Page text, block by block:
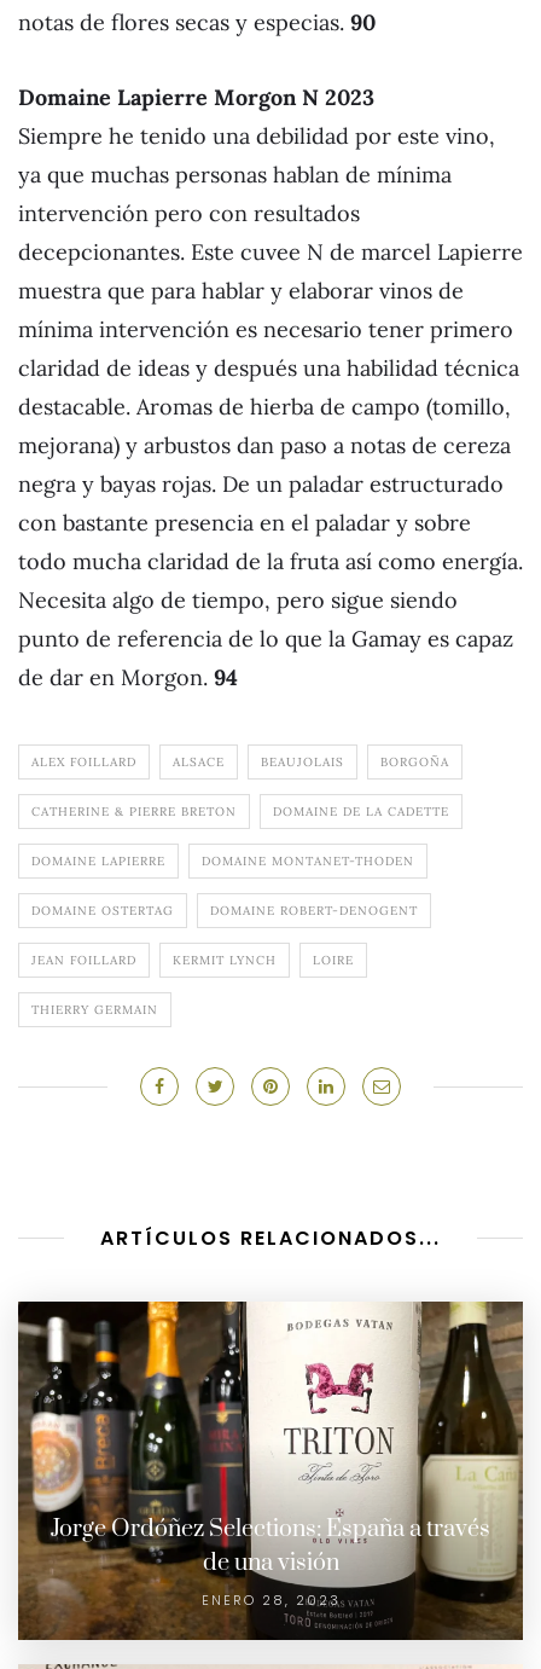
notas de flores secas y especias. 90
Domaine Lapierre Morgon N 2023
Siempre he tenido una debilidad por este vino,
ya que muchas personas hablan de mínima
intervención pero con resultados
decepcionantes. Este cuvee N de marcel Lapierre
muestra que para hablar y elaborar vinos de
mínima intervención es necesario tener primero
claridad de ideas y después una habilidad técnica
destacable. Aromas de hierba de campo (tomillo,
mejorana) y arbustos dan paso a notas de cereza
negra y bayas rojas. De un paladar estructurado
con bastante presencia en el paladar y sobre
todo mucha claridad de la fruta así como energía.
Necesita algo de tiempo, pero sigue siendo
punto de referencia de lo que la Gamay es capaz
de dar en Morgon. 94
ALEX FOILLARD ALSACE BEAUJOLAIS BORGOÑA
CATHERINE & PIERRE BRETON DOMAINE DE LA CADETTE
DOMAINE LAPIERRE DOMAINE MONTANET-THODEN
DOMAINE OSTERTAG DOMAINE ROBERT-DENOGENT
JEAN FOILLARD KERMIT LYNCH LOIRE
THIERRY GERMAIN
ARTÍCULOS RELACIONADOS...
Jorge Ordóñez Selections: España a través
de una visión
ENERO 28, 2023